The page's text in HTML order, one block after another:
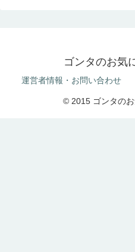
ゴンタのお気
運営者情報・お問い合わせ
© 2015 ゴンタのお